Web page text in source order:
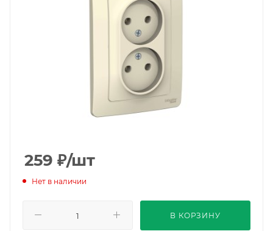
259 ₽/шт
Нет в наличии
В КОРЗИНУ